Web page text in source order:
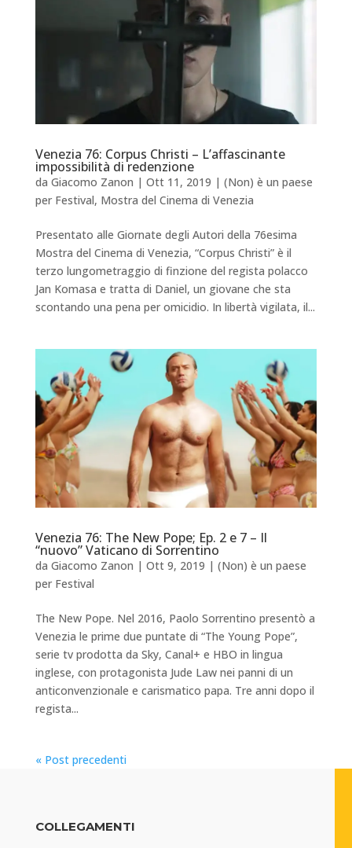
Venezia 76: Corpus Christi – L’affascinante
impossibilità di redenzione
da Giacomo Zanon | Ott 11, 2019 | (Non) è un paese
per Festival, Mostra del Cinema di Venezia
Presentato alle Giornate degli Autori della 76esima
Mostra del Cinema di Venezia, “Corpus Christi” è il
terzo lungometraggio di finzione del regista polacco
Jan Komasa e tratta di Daniel, un giovane che sta
scontando una pena per omicidio. In libertà vigilata, il...
Venezia 76: The New Pope; Ep. 2 e 7 – Il
“nuovo” Vaticano di Sorrentino
da Giacomo Zanon | Ott 9, 2019 | (Non) è un paese
per Festival
The New Pope. Nel 2016, Paolo Sorrentino presentò a
Venezia le prime due puntate di “The Young Pope”,
serie tv prodotta da Sky, Canal+ e HBO in lingua
inglese, con protagonista Jude Law nei panni di un
anticonvenzionale e carismatico papa. Tre anni dopo il
regista...
« Post precedenti
COLLEGAMENTI